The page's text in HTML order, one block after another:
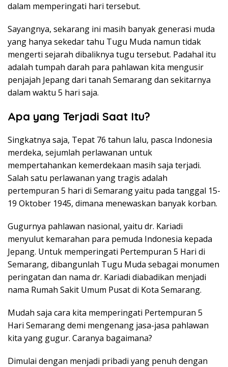
dalam memperingati hari tersebut.
Sayangnya, sekarang ini masih banyak generasi muda
yang hanya sekedar tahu Tugu Muda namun tidak
mengerti sejarah dibaliknya tugu tersebut. Padahal itu
adalah tumpah darah para pahlawan kita mengusir
penjajah Jepang dari tanah Semarang dan sekitarnya
dalam waktu 5 hari saja.
Apa yang Terjadi Saat Itu?
Singkatnya saja, Tepat 76 tahun lalu, pasca Indonesia
merdeka, sejumlah perlawanan untuk
mempertahankan kemerdekaan masih saja terjadi.
Salah satu perlawanan yang tragis adalah
pertempuran 5 hari di Semarang yaitu pada tanggal 15-
19 Oktober 1945, dimana menewaskan banyak korban.
Gugurnya pahlawan nasional, yaitu dr. Kariadi
menyulut kemarahan para pemuda Indonesia kepada
Jepang. Untuk memperingati Pertempuran 5 Hari di
Semarang, dibangunlah Tugu Muda sebagai monumen
peringatan dan nama dr. Kariadi diabadikan menjadi
nama Rumah Sakit Umum Pusat di Kota Semarang.
Mudah saja cara kita memperingati Pertempuran 5
Hari Semarang demi mengenang jasa-jasa pahlawan
kita yang gugur. Caranya bagaimana?
Dimulai dengan menjadi pribadi yang penuh dengan